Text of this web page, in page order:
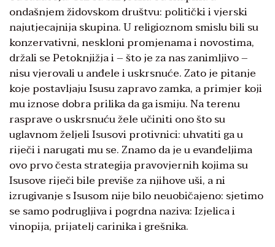
ondašnjem židovskom društvu: politički i vjerski
najutjecajnija skupina. U religioznom smislu bili su
konzervativni, neskloni promjenama i novostima,
držali se Petoknjižja i – što je za nas zanimljivo –
nisu vjerovali u anđele i uskrsnuće. Zato je pitanje
koje postavljaju Isusu zapravo zamka, a primjer koji
mu iznose dobra prilika da ga ismiju. Na terenu
rasprave o uskrsnuću žele učiniti ono što su
uglavnom željeli Isusovi protivnici: uhvatiti ga u
riječi i narugati mu se. Znamo da je u evanđeljima
ovo prvo česta strategija pravovjernih kojima su
Isusove riječi bile previše za njihove uši, a ni
izrugivanje s Isusom nije bilo neuobičajeno: sjetimo
se samo podrugljiva i pogrdna naziva: Izjelica i
vinopija, prijatelj carinika i grešnika.